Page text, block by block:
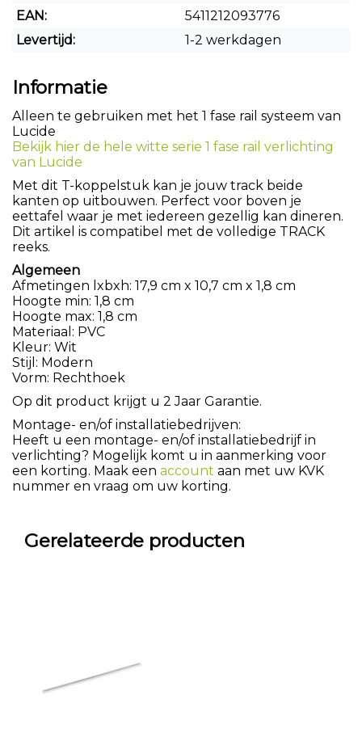
EAN:
5411212093776
Levertijd:
1-2 werkdagen
Informatie
Alleen te gebruiken met het 1 fase rail systeem van
Lucide
Bekijk hier de hele witte serie 1 fase rail verlichting
van Lucide
Met dit T-koppelstuk kan je jouw track beide
kanten op uitbouwen. Perfect voor boven je
eettafel waar je met iedereen gezellig kan dineren.
Dit artikel is compatibel met de volledige TRACK
reeks.
Algemeen
Afmetingen lxbxh: 17,9 cm x 10,7 cm x 1,8 cm
Hoogte min: 1,8 cm
Hoogte max: 1,8 cm
Materiaal: PVC
Kleur: Wit
Stijl: Modern
Vorm: Rechthoek
Op dit product krijgt u 2 Jaar Garantie.
Montage- en/of installatiebedrijven:
Heeft u een montage- en/of installatiebedrijf in
verlichting? Mogelijk komt u in aanmerking voor
een korting. Maak een account aan met uw KVK
nummer en vraag om uw korting.
Gerelateerde producten